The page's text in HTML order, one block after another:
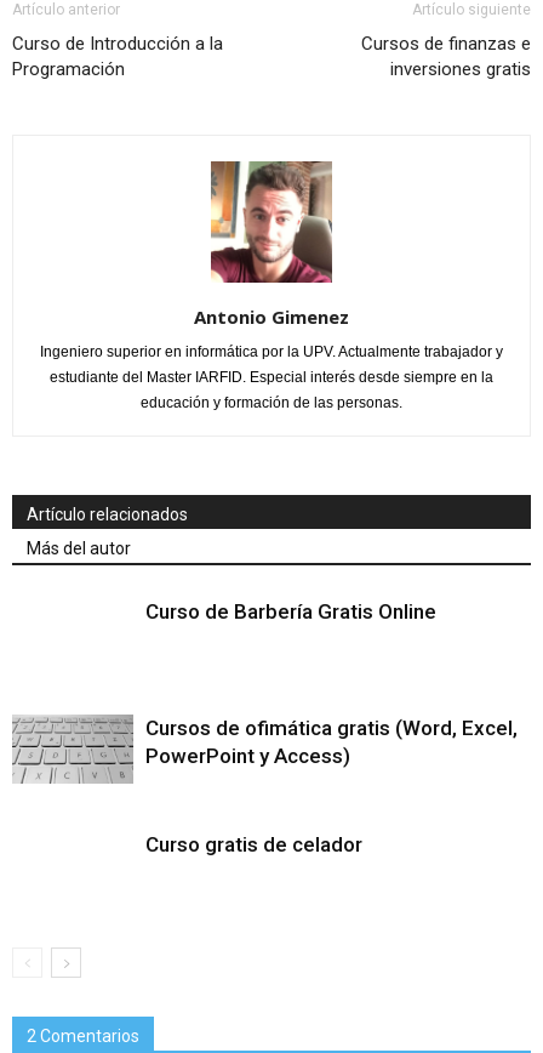
Artículo anterior
Curso de Introducción a la
Programación
Artículo siguiente
Cursos de finanzas e
inversiones gratis
Antonio Gimenez
Ingeniero superior en informática por la UPV. Actualmente trabajador y
estudiante del Master IARFID. Especial interés desde siempre en la
educación y formación de las personas.
Artículo relacionados
Más del autor
Curso de Barbería Gratis Online
Cursos de ofimática gratis (Word, Excel,
PowerPoint y Access)
Curso gratis de celador
2 Comentarios